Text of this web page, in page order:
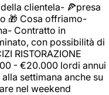
clientela- 🍕presa
🎁 Cosa offriamo-
Contratto in
con possibilità di
RISTORAZIONE
- €20.000 lordi annui
settimana anche su
nel weekend